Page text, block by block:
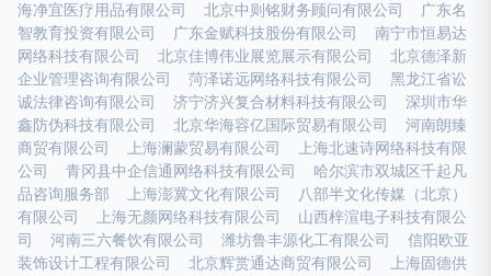
海净宜医疗用品有限公司
北京中则铭财务顾问有限公司
广东名
智教育投资有限公司
广东金赋科技股份有限公司
南宁市恒易达
网络科技有限公司
北京佳博伟业展览展示有限公司
北京德泽新
企业管理咨询有限公司
菏泽诺远网络科技有限公司
黑龙江省讼
诚法律咨询有限公司
济宁济兴复合材料科技有限公司
深圳市华
鑫防伪科技有限公司
北京华海容亿国际贸易有限公司
河南朗臻
商贸有限公司
上海澜蒙贸易有限公司
上海北速诗网络科技有限
公司
青冈县中企信通网络科技有限公司
哈尔滨市双城区千起凡
品咨询服务部
上海澎冀文化有限公司
八部半文化传媒（北京）
有限公司
上海无颜网络科技有限公司
山西梓渲电子科技有限公
司
河南三六餐饮有限公司 潍坊鲁丰源化工有限公司
信阳欧亚
装饰设计工程有限公司
北京辉赏通达商贸有限公司
上海固德供